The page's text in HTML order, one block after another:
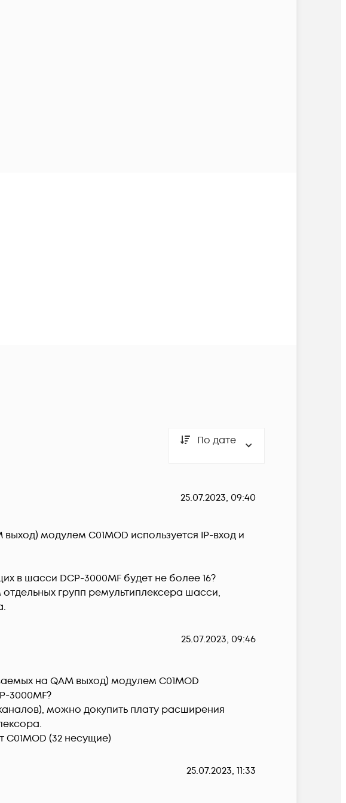
По дате
25.07.2023, 09:40
модулем C01MOD используется IP-вход и
в шасси DCP-3000MF будет не более 16?
групп ремультиплексера шасси,
25.07.2023, 09:46
на QAM выход) модулем C01MOD
3000MF?
можно докупить плату расширения
(32 несущие)
25.07.2023, 11:33